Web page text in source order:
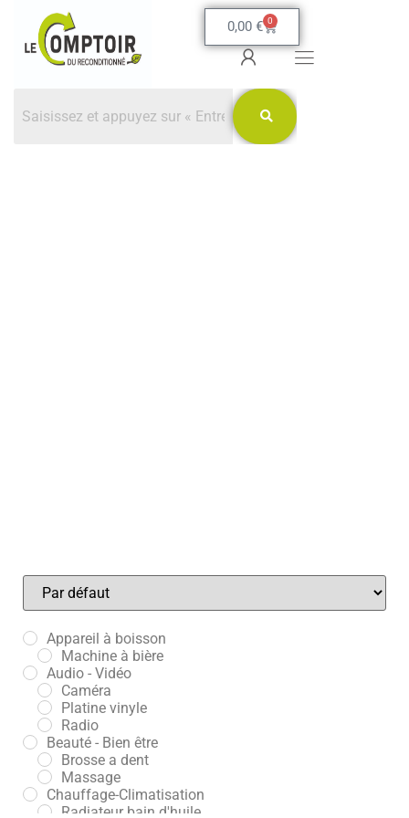
0,00 € 0
Sort Products
Appareil à boisson
Machine à bière
Audio - Vidéo
Caméra
Platine vinyle
Radio
Beauté - Bien être
Brosse a dent
Massage
Chauffage-Climatisation
Radiateur bain d'huile